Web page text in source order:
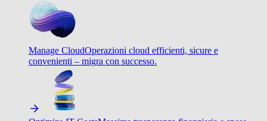
Manage CloudOperazioni cloud efficienti, sicure e
convenienti – migra con successo.